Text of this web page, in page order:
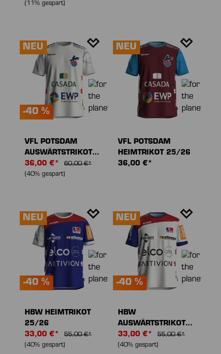
(11% gespart)
NEU
-40 %
VFL POTSDAM
AUSWÄRTSTRIKOT
25/26
36,00 €*
60,00 €*
(40% gespart)
NEU
VFL POTSDAM
HEIMTRIKOT 25/26
36,00 €*
NEU
-40 %
HBW HEIMTRIKOT
25/26
33,00 €*
55,00 €*
(40% gespart)
NEU
-40 %
HBW
AUSWÄRTSTRIKOT
25/26
33,00 €*
55,00 €*
(40% gespart)